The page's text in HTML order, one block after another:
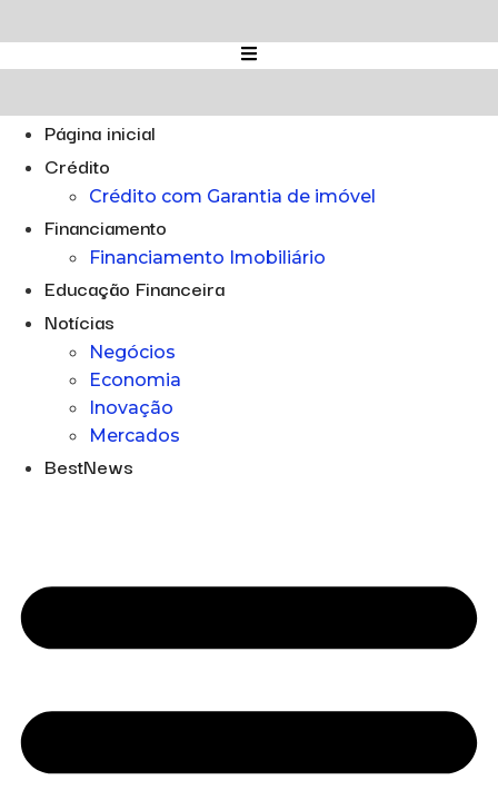
para
o
Página inicial
Crédito
Crédito com Garantia de imóvel
Financiamento
Financiamento Imobiliário
Educação Financeira
Notícias
Negócios
Economia
Inovação
Mercados
BestNews